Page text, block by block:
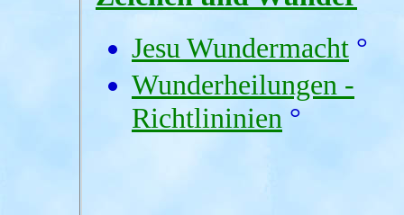
Jesu Wundermacht °
Wunderheilungen -
Richtlininien °